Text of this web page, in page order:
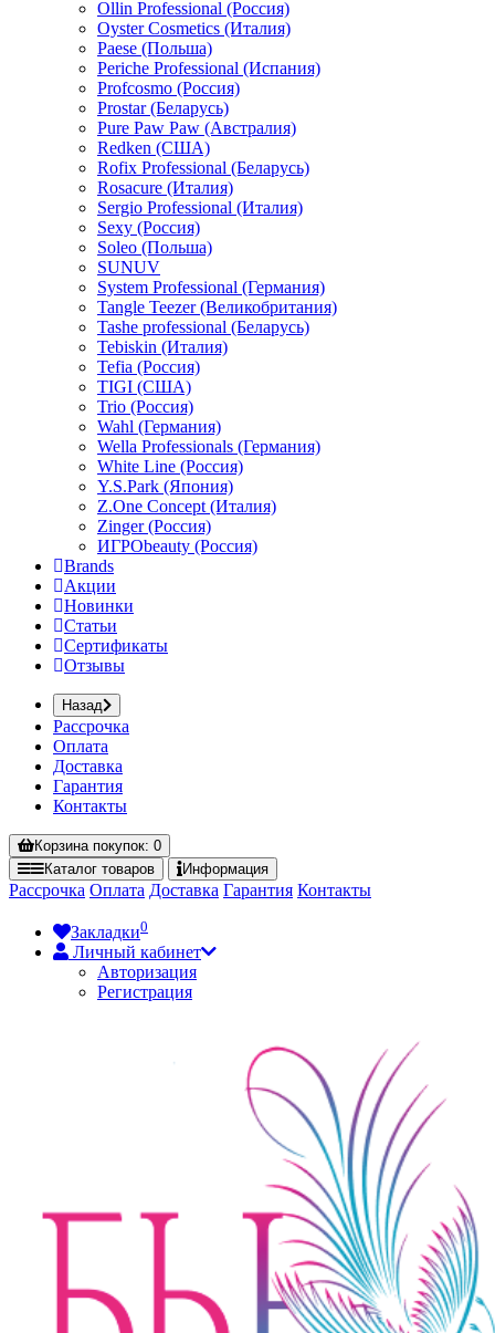
Ollin Professional (Россия)
Oyster Cosmetics (Италия)
Paese (Польша)
Periche Professional (Испания)
Profcosmo (Россия)
Prostar (Беларусь)
Pure Paw Paw (Австралия)
Redken (США)
Rofix Professional (Беларусь)
Rosacure (Италия)
Sergio Professional (Италия)
Sexy (Россия)
Soleo (Польша)
SUNUV
System Professional (Германия)
Tangle Teezer (Великобритания)
Tashe professional (Беларусь)
Tebiskin (Италия)
Tefia (Россия)
TIGI (США)
Trio (Россия)
Wahl (Германия)
Wella Professionals (Германия)
White Line (Россия)
Y.S.Park (Япония)
Z.One Concept (Италия)
Zinger (Россия)
ИГРОbeauty (Россия)
Brands
Акции
Новинки
Статьи
Сертификаты
Отзывы
Назад
Рассрочка
Оплата
Доставка
Гарантия
Контакты
Корзинапокупок: 0
Каталог товаров Информация
Рассрочка Оплата Доставка Гарантия Контакты
Закладки0
Личный кабинет
Авторизация
Регистрация